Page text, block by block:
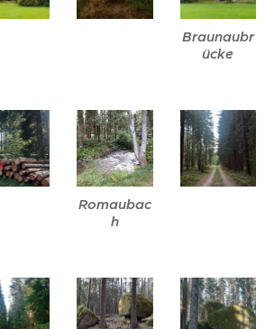
Braunaubr
ücke
Romaubac
h